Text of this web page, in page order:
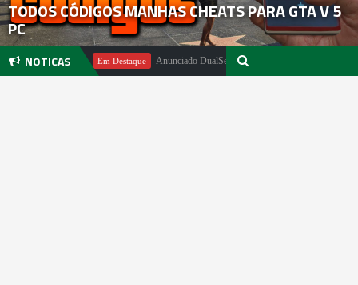
TODOS CÓDIGOS MANHAS CHEATS PARA GTA V 5
PC
NOTICAS
Pachter Em Destaque Anunciado DualSense The Last of Us Limited Edition